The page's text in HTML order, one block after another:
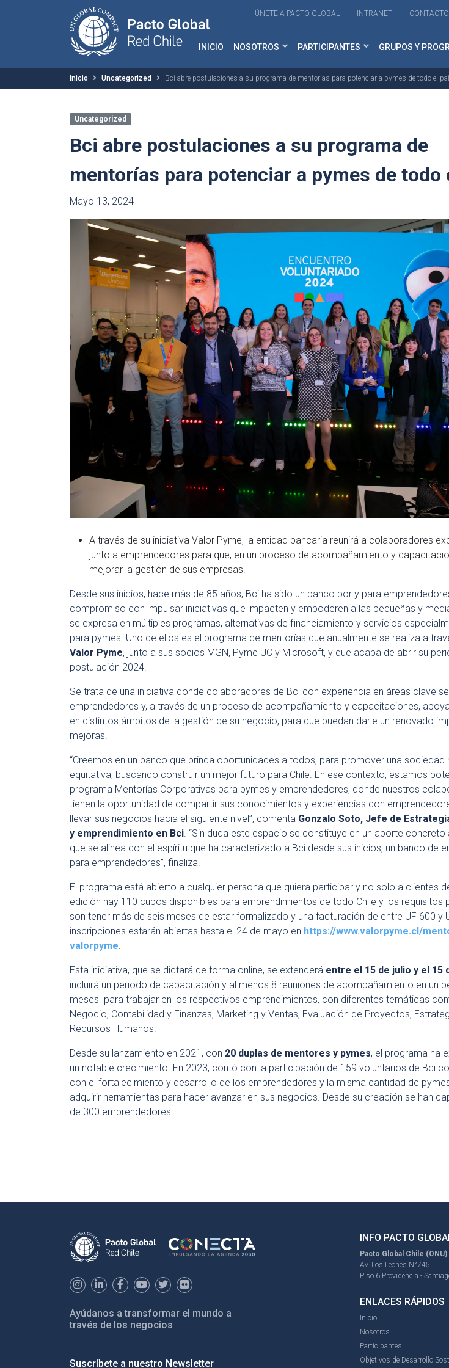
ÚNETE A PACTO GLOBAL INTRANET CONTACTO
INICIO NOSOTROS PARTICIPANTES GRUPOS Y
Inicio Uncategorized Bci abre postulaciones a su programa de mentorías para potenciar a pymes de todo el
Uncategorized
Bci abre postulaciones a su programa de
mentorías para potenciar a pymes de todo
Mayo 13, 2024
A través de su iniciativa Valor Pyme, la entidad bancaria reunirá a colaboradores
junto a emprendedores para que, en un proceso de acompañamiento y
mejorar la gestión de sus empresas.
Desde sus inicios, hace más de 85 años, Bci ha sido un banco por y para
compromiso con impulsar iniciativas que impacten y empoderen a las pequeñas y
se expresa en múltiples programas, alternativas de financiamiento y servicios
para pymes. Uno de ellos es el programa de mentorías que anualmente se realiza a
Valor Pyme, junto a sus socios MGN, Pyme UC y Microsoft, y que acaba de abrir su
postulación 2024.
Se trata de una iniciativa donde colaboradores de Bci con experiencia en áreas clave
emprendedores y, a través de un proceso de acompañamiento y capacitaciones,
en distintos ámbitos de la gestión de su negocio, para que puedan darle un renovado
mejoras.
“Creemos en un banco que brinda oportunidades a todos, para promover una sociedad
equitativa, buscando construir un mejor futuro para Chile. En ese contexto, estamos
programa Mentorías Corporativas para pymes y emprendedores, donde nuestros
tienen la oportunidad de compartir sus conocimientos y experiencias con
llevar sus negocios hacia el siguiente nivel”, comenta Gonzalo Soto, Jefe de
y emprendimiento en Bci . “Sin duda este espacio se constituye en un aporte concreto
que se alinea con el espíritu que ha caracterizado a Bci desde sus inicios, un banco de
para emprendedores”, finaliza.
El programa está abierto a cualquier persona que quiera participar y no solo a clientes
edición hay 110 cupos disponibles para emprendimientos de todo Chile y los requisitos
son tener más de seis meses de estar formalizado y una facturación de entre UF 600 y
inscripciones estarán abiertas hasta el 24 de mayo en https://www.valorpyme.cl/
valorpyme
Esta iniciativa, que se dictará de forma online, se extenderá entre el 15 de julio y el 15
incluirá un periodo de capacitación y al menos 8 reuniones de acompañamiento en un
meses para trabajar en los respectivos emprendimientos, con diferentes temáticas
Negocio, Contabilidad y Finanzas, Marketing y Ventas, Evaluación de Proyectos,
Recursos Humanos.
Desde su lanzamiento en 2021, con 20 duplas de mentores y pymes, el programa ha
un notable crecimiento. En 2023, contó con la participación de 159 voluntarios de Bci
con el fortalecimiento y desarrollo de los emprendedores y la misma cantidad de
adquirir herramientas para hacer avanzar en sus negocios. Desde su creación se han
de 300 emprendedores.
Ayúdanos a transformar el mundo a
través de los negocios
Suscríbete a nuestro Newsletter
INFO PACTO
Pacto Global Chile (ONU)
Av. Los Leones N°745
Piso 6 Providencia -
ENLACES RÁPIDOS
Inicio
Nosotros
Participantes
Objetivos de Desarrollo